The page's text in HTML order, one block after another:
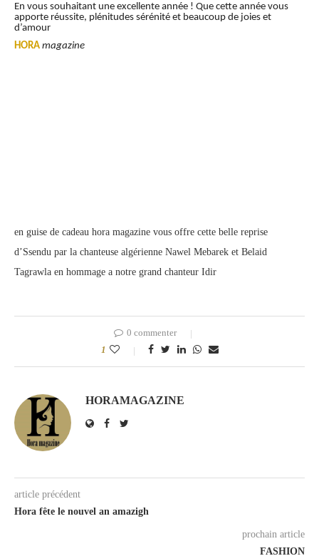
En vous souhaitant une excellente année ! Que cette année vous
apporte réussite, plénitudes sérénité et beaucoup de joies et
d’amour
HORA magazine
en guise de cadeau hora magazine vous offre cette belle reprise
d’Ssendu par la chanteuse algérienne Nawel Mebarek et Belaid
Tagrawla en hommage a notre grand chanteur Idir
0 commenter
1
HORAMAGAZINE
article précédent
Hora fête le nouvel an amazigh
prochain article
FASHION